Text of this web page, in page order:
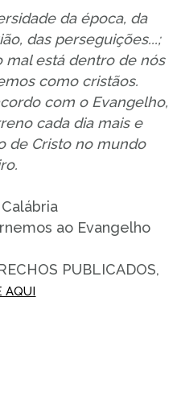
da época, da
das perseguições...;
mal está dentro de nós
como cristãos.
com o Evangelho,
cada dia mais e
de Cristo no mundo
ao Evangelho
PUBLICADOS,
AQUI